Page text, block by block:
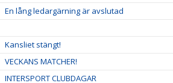
En lång ledargärning är avslutad
Kansliet stängt!
VECKANS MATCHER!
INTERSPORT CLUBDAGAR